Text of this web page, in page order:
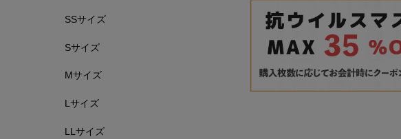
SSサイズ
Sサイズ
Mサイズ
Lサイズ
LLサイズ